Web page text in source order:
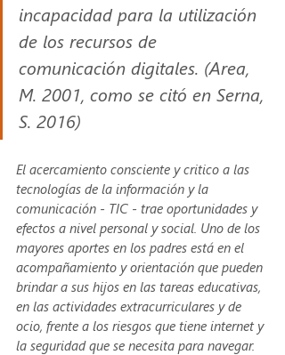
incapacidad para la utilización
de los recursos de
comunicación digitales. (Area,
M. 2001, como se citó en Serna,
S. 2016)
El acercamiento consciente y critico a las
tecnologías de la información y la
comunicación - TIC - trae oportunidades y
efectos a nivel personal y social. Uno de los
mayores aportes en los padres está en el
acompañamiento y orientación que pueden
brindar a sus hijos en las tareas educativas,
en las actividades extracurriculares y de
ocio, frente a los riesgos que tiene internet y
la seguridad que se necesita para navegar.